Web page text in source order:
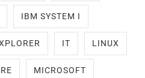
IBM SYSTEM I
IT LINUX
MICROSOFT